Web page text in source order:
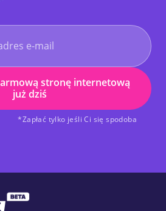
stronę internetową
już dziś
*Zapłać tylko jeśli Ci się spodoba